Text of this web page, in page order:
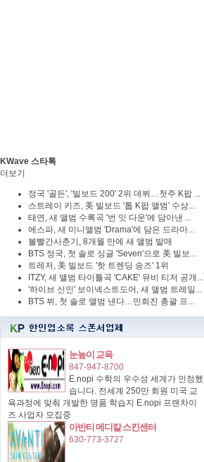
KWave 스타톡
더보기
정국 '골든', '빌보드 200' 2위 데뷔…첫주 K팝 ...
스트레이 키즈, 美 빌보드 '톱 K팝 앨범' 수상...
태연, 새 앨범 수록곡 '번 잇 다운'에 담아낸 ...
에스파, 새 미니앨범 'Drama'에 담은 드라마...
볼빨간사춘기, 8개월 만에 새 앨범 발매
BTS 정국, 첫 솔로 싱글 'Seven'으로 美 빌보...
트레저, 美 빌보드 '핫 트렌딩 송즈' 1위
ITZY, 새 앨범 타이틀곡 'CAKE' 뮤비 티저 공개...
'하이브 신인' 보이넥스트도어, 새 앨범 트레일...
BTS 뷔, 첫 솔로 앨범 낸다…민희진 총괄 프...
눈높이 교육
847-947-8700
E.nopi 수학의 우수성 세계가 인정했
습니다. 전세계 250만 회원 미국 교
육과정에 맞춰 개발한 명품 학습지 E.nopi 프랜차이
즈 사업자 모집중
아반티 메디칼 스킨센터
630-773-3727